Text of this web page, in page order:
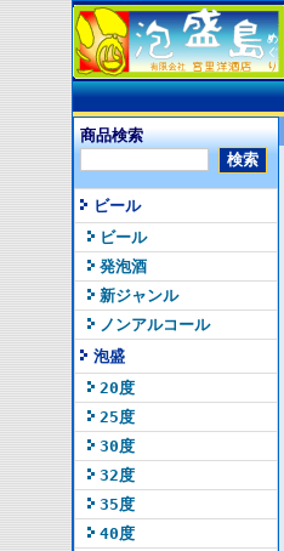
商品検索
ビール
ビール
発泡酒
新ジャンル
ノンアルコール
泡盛
20度
25度
30度
32度
35度
40度